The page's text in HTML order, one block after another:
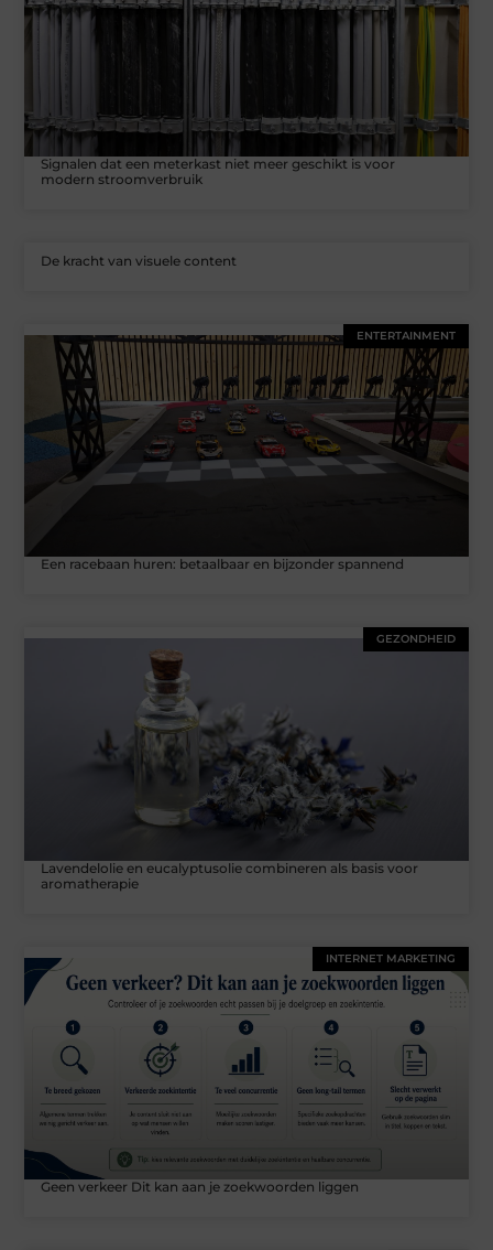
Signalen dat een meterkast niet meer geschikt is voor
modern stroomverbruik
De kracht van visuele content
ENTERTAINMENT
Een racebaan huren: betaalbaar en bijzonder spannend
GEZONDHEID
Lavendelolie en eucalyptusolie combineren als basis voor
aromatherapie
INTERNET MARKETING
Geen verkeer Dit kan aan je zoekwoorden liggen